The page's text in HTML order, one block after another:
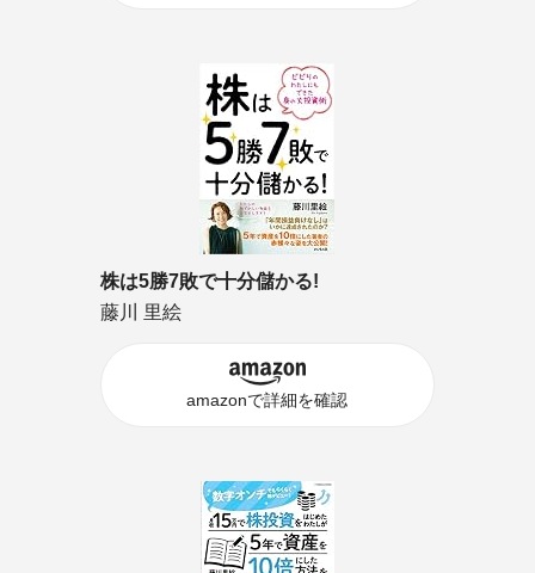
株は5勝7敗で十分儲かる!
藤川 里絵
amazonで詳細を確認